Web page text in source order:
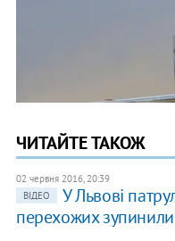
ЧИТАЙТЕ ТАКОЖ
02 червня 2016, 20:39
ВІДЕО
У Львові
перехожих